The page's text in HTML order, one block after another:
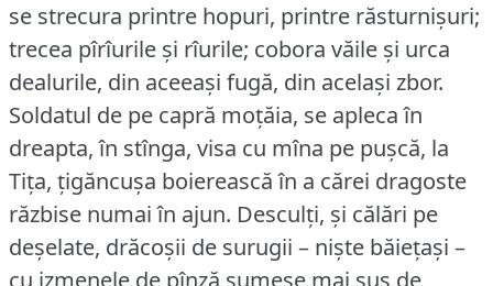
se strecura printre hopuri, printre răsturnișuri;
trecea pîrîurile și rîurile; cobora văile și urca
dealurile, din aceeași fugă, din același zbor.
Soldatul de pe capră moțăia, se apleca în
dreapta, în stînga, visa cu mîna pe pușcă, la
Tița, țigăncușa boierească în a cărei dragoste
răzbise numai în ajun. Desculți, și călări pe
deșelate, drăcoșii de surugii – niște băiețași –
cu izmenele de pînză sumeșe mai sus de